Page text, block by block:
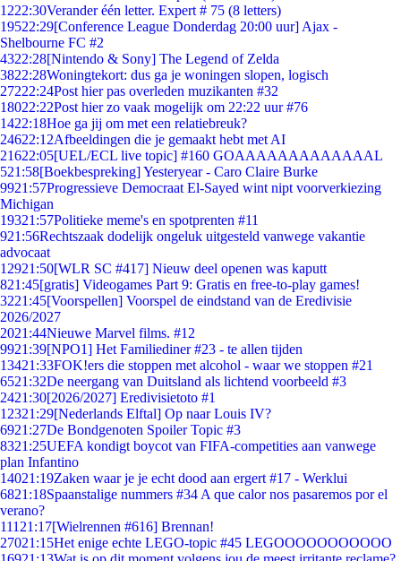
1222:30Verander één letter. Expert # 75 (8 letters)
19522:29[Conference League Donderdag 20:00 uur] Ajax -
Shelbourne FC #2
4322:28[Nintendo & Sony] The Legend of Zelda
3822:28Woningtekort: dus ga je woningen slopen, logisch
27222:24Post hier pas overleden muzikanten #32
18022:22Post hier zo vaak mogelijk om 22:22 uur #76
1422:18Hoe ga jij om met een relatiebreuk?
24622:12Afbeeldingen die je gemaakt hebt met AI
21622:05[UEL/ECL live topic] #160 GOAAAAAAAAAAAAAL
521:58[Boekbespreking] Yesteryear - Caro Claire Burke
9921:57Progressieve Democraat El-Sayed wint nipt voorverkiezing
Michigan
19321:57Politieke meme's en spotprenten #11
921:56Rechtszaak dodelijk ongeluk uitgesteld vanwege vakantie
advocaat
12921:50[WLR SC #417] Nieuw deel openen was kaputt
821:45[gratis] Videogames Part 9: Gratis en free-to-play games!
3221:45[Voorspellen] Voorspel de eindstand van de Eredivisie
2026/2027
2021:44Nieuwe Marvel films. #12
9921:39[NPO1] Het Familiediner #23 - te allen tijden
13421:33FOK!ers die stoppen met alcohol - waar we stoppen #21
6521:32De neergang van Duitsland als lichtend voorbeeld #3
2421:30[2026/2027] Eredivisietoto #1
12321:29[Nederlands Elftal] Op naar Louis IV?
6921:27De Bondgenoten Spoiler Topic #3
8321:25UEFA kondigt boycot van FIFA-competities aan vanwege
plan Infantino
14021:19Zaken waar je je echt dood aan ergert #17 - Werklui
6821:18Spaanstalige nummers #34 A que calor nos pasaremos por el
verano?
111 21:17[Wielrennen #616] Brennan!
27021:15Het enige echte LEGO-topic #45 LEGOOOOOOOOOOO